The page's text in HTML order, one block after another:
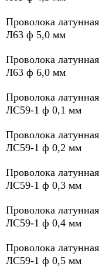
Проволока латунная
Л63 ф 5,0 мм
Проволока латунная
Л63 ф 6,0 мм
Проволока латунная
ЛС59-1 ф 0,1 мм
Проволока латунная
ЛС59-1 ф 0,2 мм
Проволока латунная
ЛС59-1 ф 0,3 мм
Проволока латунная
ЛС59-1 ф 0,4 мм
Проволока латунная
ЛС59-1 ф 0,5 мм